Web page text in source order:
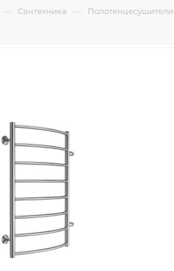
— Сантехника — Полотенцесушители